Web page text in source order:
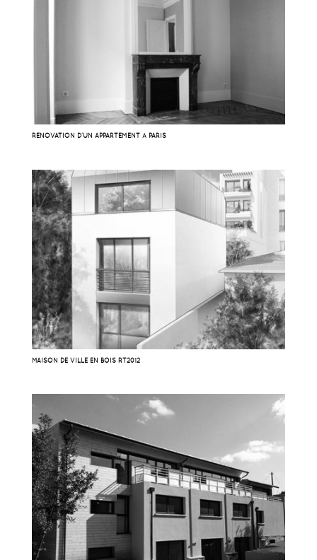
RÉNOVATION D’UN APPARTEMENT À PARIS
MAISON DE VILLE EN BOIS RT2012